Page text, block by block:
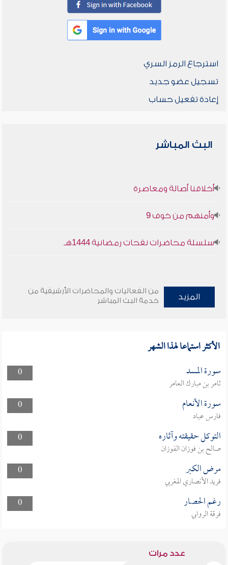
استرجاع الرمز السري
تسجيل عضو جديد
إعادة تفعيل حساب
البث المباشر
أخلاقنا أصالة ومعاصرة
وأمنهم من خوف 9
سلسلة محاضرات نفحات رمضانية 1444هـ
المزيد
من الفعاليات والمحاضرات الأرشيفية من
خدمة البث المباشر
الأكثر استماعا لهذا الشهر
0 سورة المسد
ثامر بن مبارك العامر
0
سورة الأنعام
فارس عباد
0
التوكل حقيقته وآثاره
صالح بن فوزان الفوزان
0
مرض الكبر
فريد الأنصاري المغربي
0
رغم الحصار
فرقة الروابي
عدد مرات